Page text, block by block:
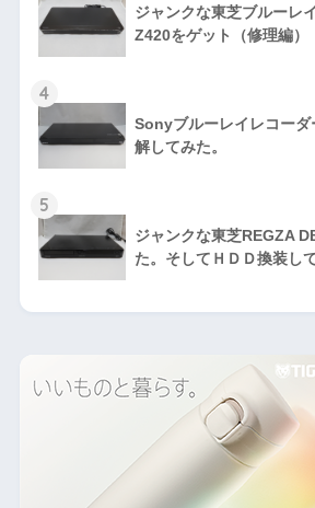
ジャンクな東芝ブルーレ
Z420をゲット（修理編）
4
Sonyブルーレイレコー
解してみた。
5
ジャンクな東芝REGZA
た。そしてＨＤＤ換装して